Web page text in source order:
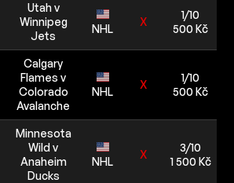
Utah v
Winnipeg
Jets
NHL
X
1/10
500 Kč
Calgary
Flames v
Colorado
Avalanche
NHL
X
1/10
500 Kč
Minnesota
Wild v
Anaheim
Ducks
NHL
X
3/10
1 500 Kč